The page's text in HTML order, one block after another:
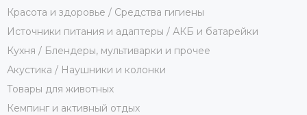
Красота и здоровье / Средства гигиены
Источники питания и адаптеры / АКБ и батарейки
Кухня / Блендеры, мультиварки и прочее
Акустика / Наушники и колонки
Товары для животных
Кемпинг и активный отдых